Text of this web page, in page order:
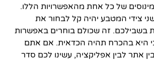
של כל אחת מהאפשרויות הללו.
צידי המטבע יהיה קל לבחור את
בשבילכם. זה שכולם בוחרים באפשרות
היא בהכרח תהיה הכדאית. אם אתם
אתר לבין אפליקציה, עשינו לכם סדר